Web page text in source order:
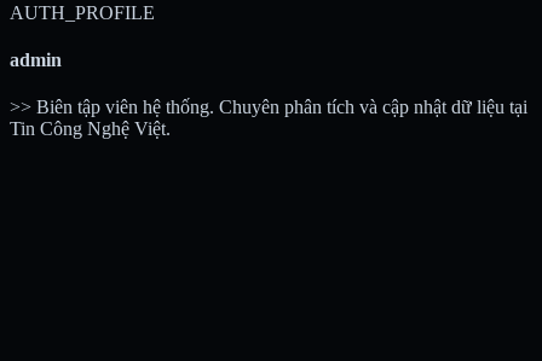
AUTH_PROFILE
admin
>> Biên tập viên hệ thống. Chuyên phân tích và cập nhật dữ liệu tại
Tin Công Nghệ Việt.